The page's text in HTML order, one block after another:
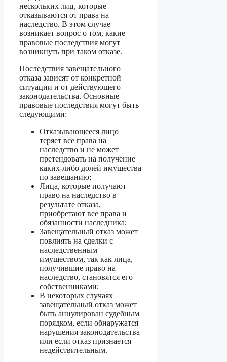
нескольких лиц, которые
отказываются от права на
наследство. В этом случае
возникает вопрос о том, какие
правовые последствия могут
возникнуть при таком отказе.
Последствия завещательного
отказа зависят от конкретной
ситуации и от действующего
законодательства. Основные
правовые последствия могут быть
следующими:
Отказывающееся лицо
теряет все права на
наследство и не может
претендовать на получение
каких-либо долей имущества
по завещанию;
Лица, которые получают
право на наследство в
результате отказа,
приобретают все права и
обязанности наследника;
Завещательный отказ может
повлиять на сделки с
наследственным
имуществом, так как лица,
получившие право на
наследство, становятся его
собственниками;
В некоторых случаях
завещательный отказ может
быть аннулирован судебным
порядком, если обнаружатся
нарушения законодательства
или если отказ признается
недействительным.